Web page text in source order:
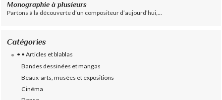
Monographie à plusieurs
Partons à la découverte d’un compositeur d’aujourd’hui,...
Catégories
• • Articles et blablas
Bandes dessinées et mangas
Beaux-arts, musées et expositions
Cinéma